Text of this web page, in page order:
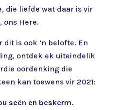
die liefde wat daar is vir
ons Here.
dit is ook ’n belofte. En
ontdek ek uiteindelik
oordenking die
kan toewens vir 2021:
seën en beskerm.